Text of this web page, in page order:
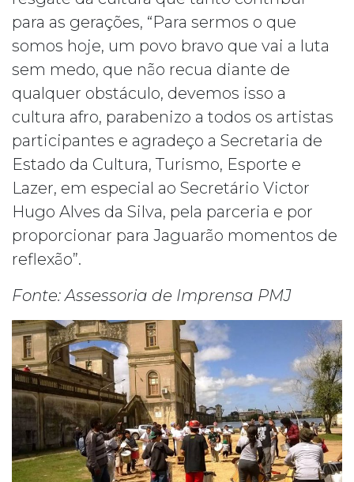
para as gerações, “Para sermos o que
somos hoje, um povo bravo que vai a luta
sem medo, que não recua diante de
qualquer obstáculo, devemos isso a
cultura afro, parabenizo a todos os artistas
participantes e agradeço a Secretaria de
Estado da Cultura, Turismo, Esporte e
Lazer, em especial ao Secretário Victor
Hugo Alves da Silva, pela parceria e por
proporcionar para Jaguarão momentos de
reflexão”.
Fonte: Assessoria de Imprensa PMJ